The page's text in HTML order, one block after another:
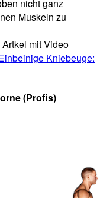
nicht ganz
Muskeln zu
mit Video
Kniebeuge:
(Profis)